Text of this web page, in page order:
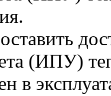
(ИПУ)
в